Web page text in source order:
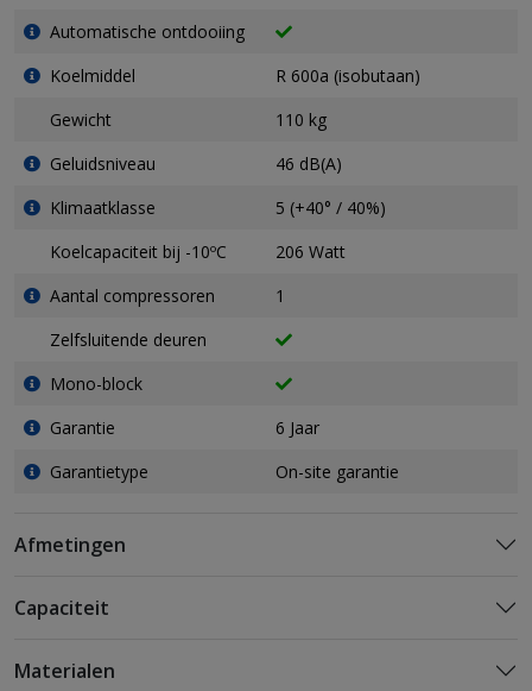
Automatische ontdooiing
Koelmiddel
R 600a (isobutaan)
Gewicht
110 kg
Geluidsniveau
46 dB(A)
Klimaatklasse
5 (+40° / 40%)
Koelcapaciteit bij -10ºC
206 Watt
Aantal compressoren
1
Zelfsluitende deuren
Mono-block
Garantie
6 Jaar
Garantietype
On-site garantie
Afmetingen
Capaciteit
Materialen